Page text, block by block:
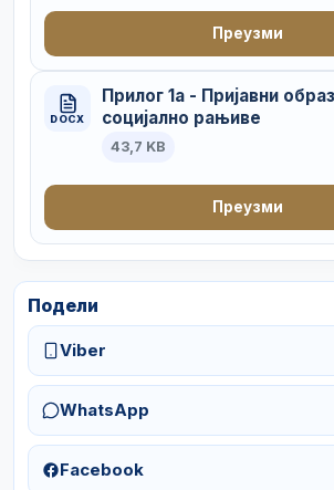
Преузми
DOCX
Прилог 1а - Пријавни
социјално рањиве
43,7 KB
Преузми
Подели
Viber
WhatsApp
Facebook